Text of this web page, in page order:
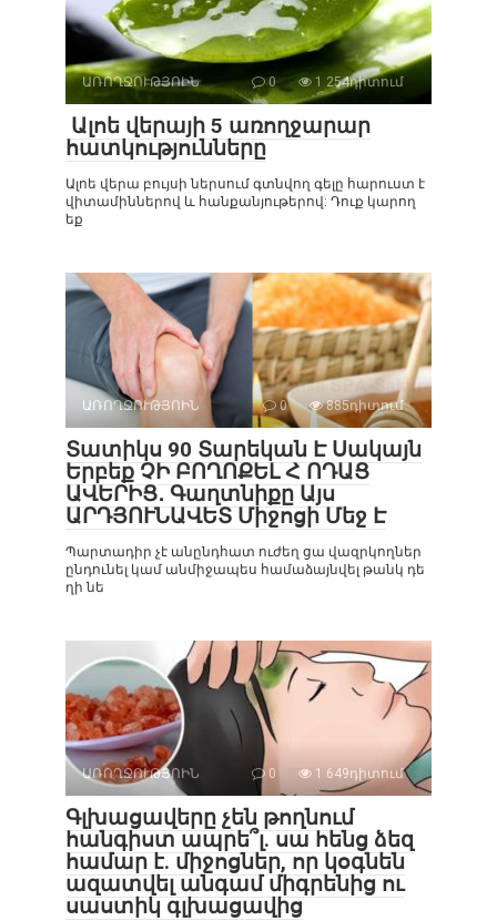
ԱՌՈՂՋՈՒԹՅՈԻՆ 0 1 254դիտում
Ալոե վերայի 5 առողջարար
հատկությունները
Ալոե վերա բույսի ներսում գտնվող գելը հարուստ է
վիտամիններով և հանքանյութերով: Դուք կարող
եք
ԱՌՈՂՋՈՒԹՅՈԻՆ 0 885դիտում
Տատիկս 90 Տարեկան Է Սակայն
Երբեք ՉԻ ԲՈՂՈՔԵԼ Հ ՈԴԱՑ
ԱՎԵՐԻՑ․ Գաղտնիքը Այս
ԱՐԴՅՈՒՆԱՎԵՏ Միջոցի Մեջ Է
Պարտադիր չէ անընդհատ ուժեղ ցա վազրկողներ
ընդունել կամ անմիջապես համաձայնվել թանկ դե
ղի նե
ԱՌՈՂՋՈՒԹՅՈԻՆ 0 1 649դիտում
Գլխացավերը չեն թողնում
հանգիստ ապրե՞լ. սա հենց ձեզ
համար է. միջոցներ, որ կօգնեն
ազատվել անգամ միգրենից ու
սաստիկ գլխացավից